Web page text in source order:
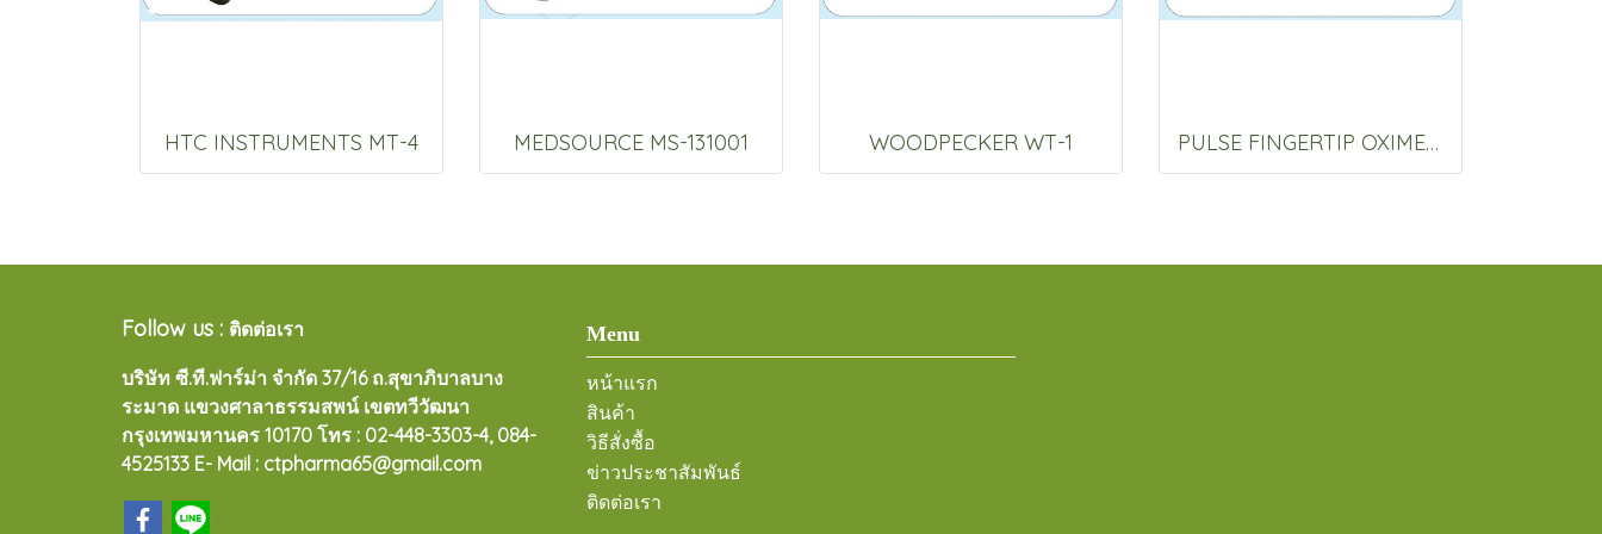
HTC INSTRUMENTS MT-4 MEDSOURCE MS-131001 WOODPECKER WT-1 PULSE FINGERTIP OXIMETER Lk87
Follow us : ติดต่อเรา
บริษัท ซี.ที.ฟาร์ม่า จำกัด 37/16 ถ.สุขาภิบาลบาง
ระมาด แขวงศาลาธรรมสพน์ เขตทวีวัฒนา
กรุงเทพมหานคร 10170 โทร : 02-448-3303-4, 084-
4525133 E- Mail : ctpharma65@gmail.com
Menu
หน้าแรก
สินค้า
วิธีสั่งซื้อ
ข่าวประชาสัมพันธ์
ติดต่อเรา